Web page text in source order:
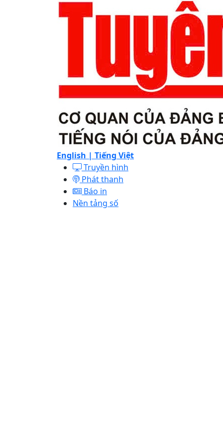
English | Tiếng Việt
Truyền hình
Phát thanh
Báo in
Nền tảng số